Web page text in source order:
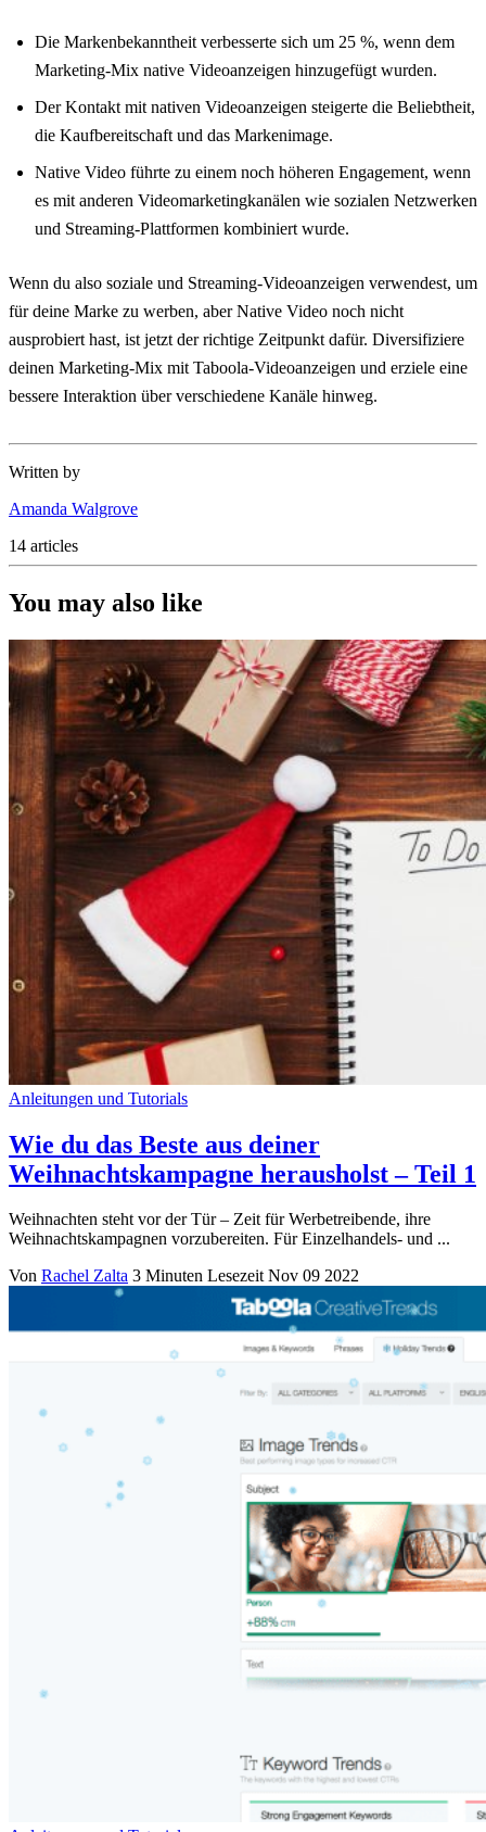
Die Markenbekanntheit verbesserte sich um 25 %, wenn dem
Marketing-Mix native Videoanzeigen hinzugefügt wurden.
Der Kontakt mit nativen Videoanzeigen steigerte die Beliebtheit,
die Kaufbereitschaft und das Markenimage.
Native Video führte zu einem noch höheren Engagement, wenn
es mit anderen Videomarketingkanälen wie sozialen Netzwerken
und Streaming-Plattformen kombiniert wurde.
Wenn du also soziale und Streaming-Videoanzeigen verwendest, um
für deine Marke zu werben, aber Native Video noch nicht
ausprobiert hast, ist jetzt der richtige Zeitpunkt dafür. Diversifiziere
deinen Marketing-Mix mit Taboola-Videoanzeigen und erziele eine
bessere Interaktion über verschiedene Kanäle hinweg.
Written by
Amanda Walgrove
14 articles
You may also like
Anleitungen und Tutorials
Wie du das Beste aus deiner
Weihnachtskampagne herausholst – Teil 1
Weihnachten steht vor der Tür – Zeit für Werbetreibende, ihre
Weihnachtskampagnen vorzubereiten. Für Einzelhandels- und ...
Von Rachel Zalta 3 Minuten Lesezeit Nov 09 2022